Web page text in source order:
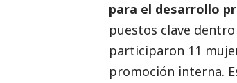
para el desarrollo
puestos clave
participaron 11
promoción interna.